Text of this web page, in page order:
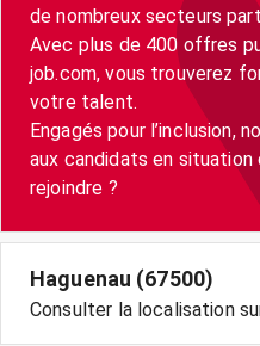
de nombreux secteurs
Avec plus de 400 offres
job.com, vous trouverez
votre talent.
Engagés pour l’inclusion,
aux candidats en situation
Haguenau (67500)
Consulter la localisation